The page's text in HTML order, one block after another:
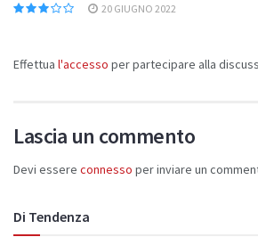
20 GIUGNO 2022
Effettua l'accesso per partecipare alla
Lascia un commento
Devi essere connesso per inviare un
Di Tendenza